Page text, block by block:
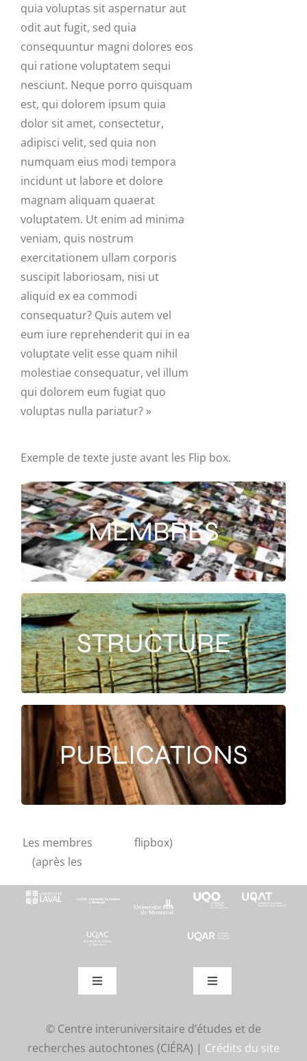
quia voluptas sit aspernatur aut
odit aut fugit, sed quia
consequuntur magni dolores eos
qui ratione voluptatem sequi
nesciunt. Neque porro quisquam
est, qui dolorem ipsum quia
dolor sit amet, consectetur,
adipisci velit, sed quia non
numquam eius modi tempora
incidunt ut labore et dolore
magnam aliquam quaerat
voluptatem. Ut enim ad minima
veniam, quis nostrum
exercitationem ullam corporis
suscipit laboriosam, nisi ut
aliquid ex ea commodi
consequatur? Quis autem vel
eum iure reprehenderit qui in ea
voluptate velit esse quam nihil
molestiae consequatur, vel illum
qui dolorem eum fugiat quo
voluptas nulla pariatur? »
Exemple de texte juste avant les Flip box.
MEMBRES
Les membres
STRUCTURE
Structure du centre
PUBLICATIONS
Les publications
Les membres
(après les
flipbox)
Toggle
Toggle
© Centre interuniversitaire d’études et de
recherches autochtones (CIÉRA) | Crédits du site